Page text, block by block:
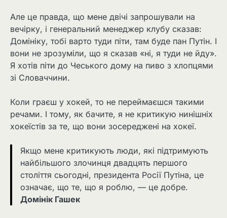
Але це правда, що мене двічі запрошували на
вечірку, і генеральний менеджер клубу сказав:
Домініку, тобі варто туди піти, там буде пан Путін. І
вони не зрозуміли, що я сказав «ні, я туди не йду».
Я хотів піти до Чеського дому на пиво з хлопцями
зі Словаччини.
Коли граєш у хокей, то не переймаєшся такими
речами. І тому, як бачите, я не критикую нинішніх
хокеїстів за те, що вони зосереджені на хокеї.
Якщо мене критикують люди, які підтримують
найбільшого злочинця двадцять першого
століття сьогодні, президента Росії Путіна, це
означає, що те, що я роблю, — це добре.
Домінік Гашек